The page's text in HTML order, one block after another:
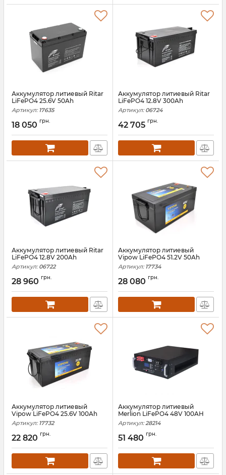
Аккумулятор литиевый Ritar
LiFePO4 25.6V 50Ah
Артикул: 17635
18 050 грн.
Аккумулятор литиевый Ritar
LiFePO4 12.8V 300Ah
Артикул: 06724
42 705 грн.
Аккумулятор литиевый Ritar
LiFePO4 12.8V 200Ah
Артикул: 06722
28 960 грн.
Аккумулятор литиевый
Vipow LiFePO4 51.2V 50Ah
Артикул: 17734
28 080 грн.
Аккумулятор литиевый
Vipow LiFePO4 25.6V 100Ah
Артикул: 17732
22 820 грн.
Аккумулятор литиевый
Merlion LiFePO4 48V 100AH
Артикул: 28214
51 480 грн.